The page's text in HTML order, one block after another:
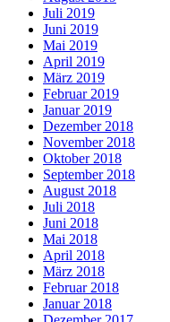
Juli 2019
Juni 2019
Mai 2019
April 2019
März 2019
Februar 2019
Januar 2019
Dezember 2018
November 2018
Oktober 2018
September 2018
August 2018
Juli 2018
Juni 2018
Mai 2018
April 2018
März 2018
Februar 2018
Januar 2018